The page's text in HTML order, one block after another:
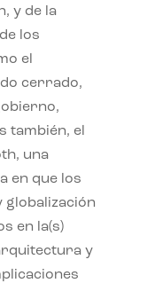
y de la
los
el
cerrado,
también, el
una
en que los
globalización
en la(s)
y